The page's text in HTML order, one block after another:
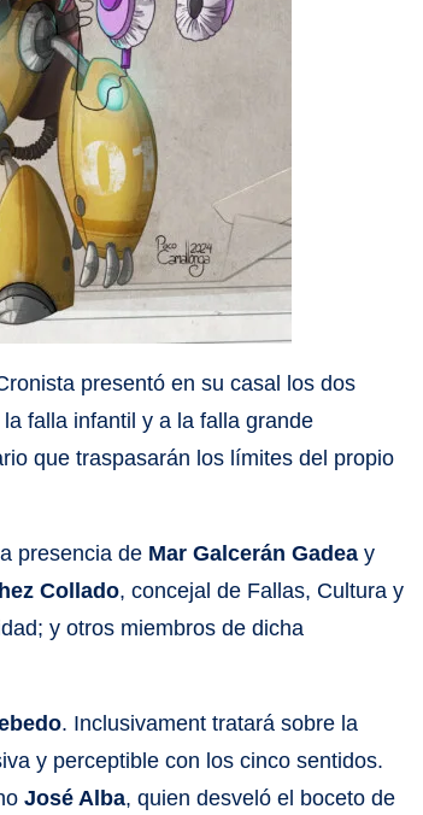
presentó en su casal los dos
falla infantil y a la falla grande
que traspasarán los límites del propio
presencia de Mar Galcerán Gadea y
Collado, concejal de Fallas, Cultura y
y otros miembros de dicha
. Inclusivament tratará sobre la
y perceptible con los cinco sentidos.
José Alba, quien desveló el boceto de